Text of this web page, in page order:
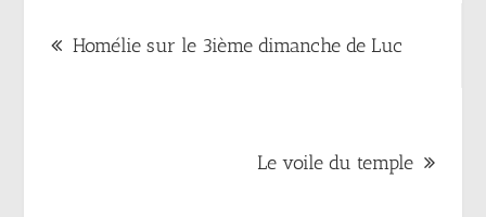
Homélie sur le 3ième dimanche de Luc
Le voile du temple